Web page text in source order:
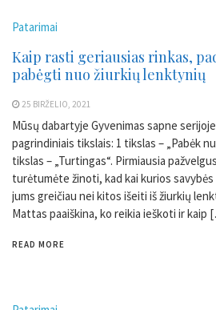
Patarimai
Kaip rasti geriausias rinkas,
pabėgti nuo žiurkių lenktynių
25 BIRŽELIO, 2021
Mūsų dabartyje Gyvenimas sapne
pagrindiniais tikslais: 1 tikslas – „Pabėk
tikslas – „Turtingas“. Pirmiausia
turėtumėte žinoti, kad kai kurios
jums greičiau nei kitos išeiti iš žiurkių
Mattas paaiškina, ko reikia ieškoti ir kaip
READ MORE